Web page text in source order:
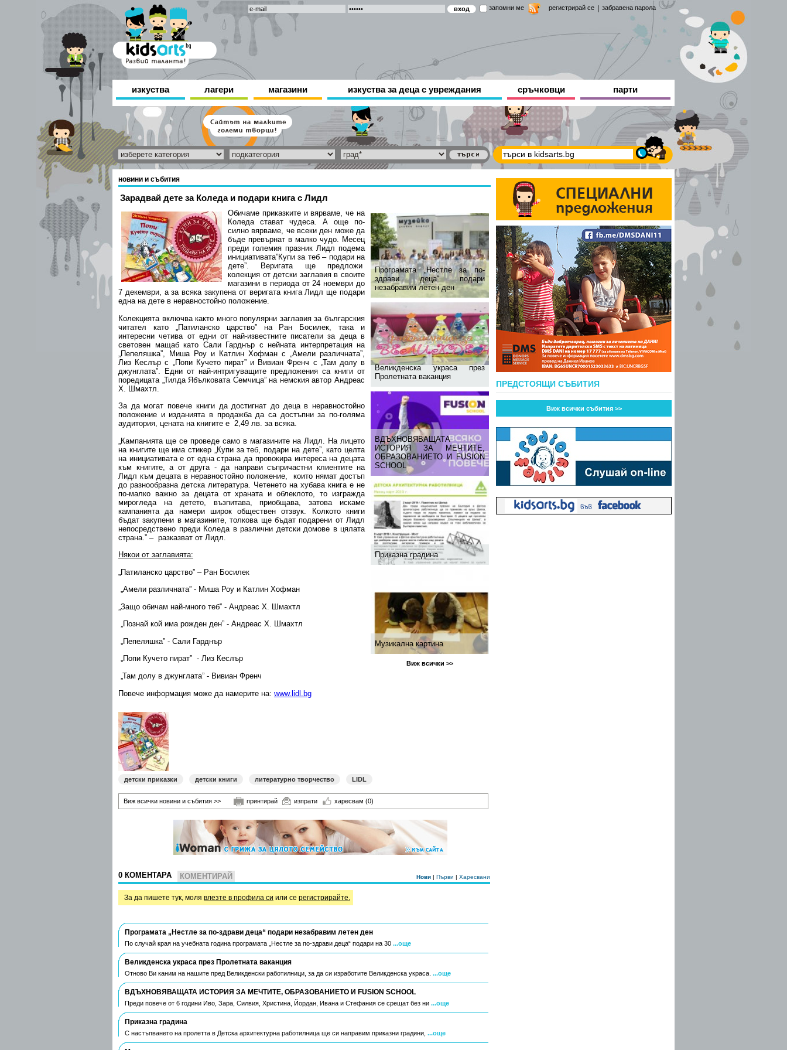
запомни ме регистрирай се забравена парола
изкуства лагери магазини изкуства за деца с увреждания сръчковци парти
новини и събития
Зарадвай дете за Коледа и подари книга с Лидл
Програмата „Нестле за по-
здрави деца“ подари
незабравим летен ден
Великденска украса през
Пролетната ваканция
ВДЪХНОВЯВАЩАТА
ИСТОРИЯ ЗА МЕЧТИТЕ,
ОБРАЗОВАНИЕТО И FUSION
SCHOOL
Приказна градина
Музикална картина
Виж всички >>
Обичаме приказките и вярваме, че на
Коледа стават чудеса. А още по-
силно вярваме, че всеки ден може да
бъде превърнат в малко чудо. Месец
преди големия празник Лидл подема
инициативата”Купи за теб – подари на
дете”. Веригата ще предложи
колекция от детски заглавия в своите
магазини в периода от 24 ноември до
7 декември, а за всяка закупена от веригата книга Лидл ще подари
една на дете в неравностойно положение.
Колекцията включва както много популярни заглавия за българския
читател като „Патиланско царство” на Ран Босилек, така и
интересни четива от едни от най-известните писатели за деца в
световен мащаб като Сали Гарднър с нейната интерпретация на
„Пепеляшка”, Миша Роу и Катлин Хофман с „Амели различната”,
Лиз Кеслър с „Попи Кучето пират” и Вивиан Френч с „Там долу в
джунглата”. Едни от най-интригуващите предложения са книги от
поредицата „Тилда Ябълковата Семчица” на немския автор Андреас
Х. Шмахтл.
За да могат повече книги да достигнат до деца в неравностойно
положение и изданията в продажба да са достъпни за по-голяма
аудитория, цената на книгите е 2,49 лв. за всяка.
„Кампанията ще се проведе само в магазините на Лидл. На лицето
на книгите ще има стикер „Купи за теб, подари на дете”, като целта
на инициативата е от една страна да провокира интереса на децата
към книгите, а от друга - да направи съпричастни клиентите на
Лидл към децата в неравностойно положение, които нямат достъп
до разнообразна детска литература. Четенето на хубава книга е не
по-малко важно за децата от храната и облеклото, то изгражда
мирогледа на детето, възпитава, приобщава, затова искаме
кампанията да намери широк обществен отзвук. Колкото книги
бъдат закупени в магазините, толкова ще бъдат подарени от Лидл
непосредствено преди Коледа в различни детски домове в цялата
страна.” – разказват от Лидл.
Някои от заглавията:
„Патиланско царство” – Ран Босилек
„Амели различната” - Миша Роу и Катлин Хофман
„Защо обичам най-много теб” - Андреас Х. Шмахтл
„Познай кой има рожден ден” - Андреас Х. Шмахтл
„Пепеляшка” - Сали Гарднър
„Попи Кучето пират” - Лиз Кеслър
„Там долу в джунглата” - Вивиан Френч
Повече информация може да намерите на: www.lidl.bg
детски приказки детски книги литературно творчество LIDL
Виж всички новини и събития >> принтирай изпрати харесвам (0)
0 КОМЕНТАРА КОМЕНТИРАЙ Нови | Първи | Харесвани
За да пишете тук, моля влезте в профила си или се регистрирайте.
Програмата „Нестле за по-здрави деца“ подари незабравим летен ден
По случай края на учебната година програмата „Нестле за по-здрави деца“ подари на 30 ...още
Великденска украса през Пролетната ваканция
Отново Ви каним на нашите пред Великденски работилници, за да си изработите Великденска украса. ...още
ВДЪХНОВЯВАЩАТА ИСТОРИЯ ЗА МЕЧТИТЕ, ОБРАЗОВАНИЕТО И FUSION SCHOOL
Преди повече от 6 години Иво, Зара, Силвия, Христина, Йордан, Ивана и Стефания се срещат без ни ...още
Приказна градина
С настъпването на пролетта в Детска архитектурна работилница ще си направим приказни градини, ...още
ПРЕДСТОЯЩИ СЪБИТИЯ
Виж всички събития >>